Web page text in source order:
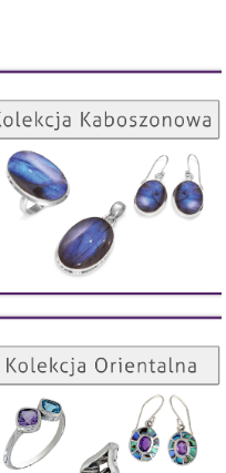
Kolekcja Kaboszonowa
ZOBACZ
Kolekcja Orientalna
ZOBACZ